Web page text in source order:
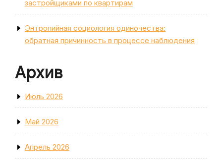
застройщиками по квартирам
Энтропийная социология одиночества:
обратная причинность в процессе наблюдения
Архив
Июль 2026
Май 2026
Апрель 2026